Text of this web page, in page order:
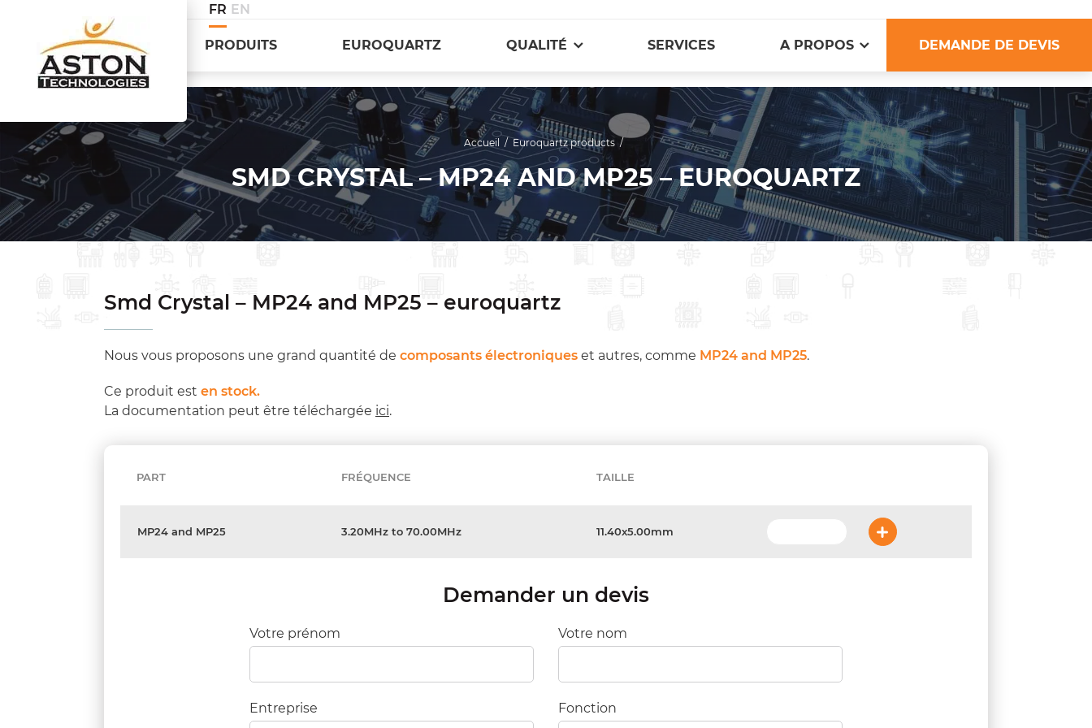
FR EN
PRODUITS EUROQUARTZ QUALITÉ SERVICES A PROPOS DEMANDE DE DEVIS
Accueil / Euroquartz products /
SMD CRYSTAL – MP24 AND MP25 – EUROQUARTZ
Smd Crystal – MP24 and MP25 – euroquartz
Nous vous proposons une grand quantité de composants électroniques et autres, comme MP24 and MP25.
Ce produit est en stock.
La documentation peut être téléchargée ici.
PART FRÉQUENCE TAILLE
MP24 and MP25 3.20MHz to 70.00MHz 11.40x5.00mm
Demander un devis
Votre prénom Votre nom
Entreprise Fonction